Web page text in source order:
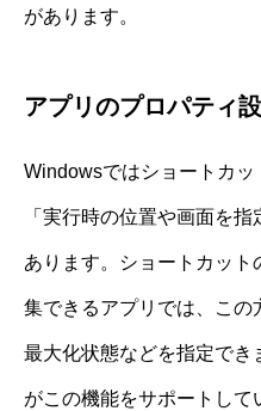
があります。
アプリのプロパティ
Windowsではショートカ
「実行時の位置や画面を
あります。ショートカッ
集できるアプリでは、この
最大化状態などを指定でき
がこの機能をサポートして